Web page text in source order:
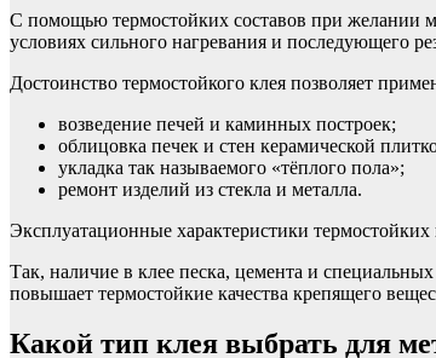
С помощью термостойких составов при желании
условиях сильного нагревания и последующего
Достоинство термостойкого клея позволяет
возведение печей и каминных построек;
облицовка печек и стен керамической
укладка так называемого «тёплого пола»;
ремонт изделий из стекла и металла.
Эксплуатационные характеристики
Так, наличие в клее песка, цемента и
повышает термостойкие качества крепящего
Какой тип клея выбрать для